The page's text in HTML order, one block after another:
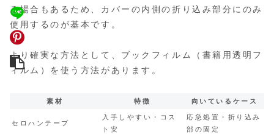
る場合もあるため、カバーの内側の折り込み部分にのみ
使用するのが基本です。
より確実な方法として、ブックフィルム（書籍用透明フ
ィルム）を使う方法があります。
素材 特徴 向いているケース
セロハンテープ
入手しやすい・コス
ト安
応急処置・折り込み
部の固定